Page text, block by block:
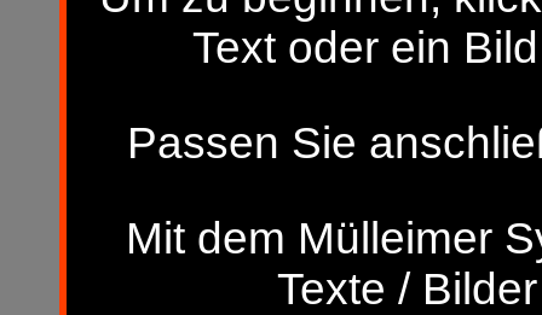
Text oder ein
Passen Sie
Mit dem Mülleimer
Texte /